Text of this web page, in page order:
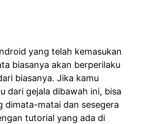
yang telah kemasukan
biasanya akan berperilaku
biasanya. Jika kamu
dari gejala dibawah ini, bisa
dimata-matai dan sesegera
tutorial yang ada di